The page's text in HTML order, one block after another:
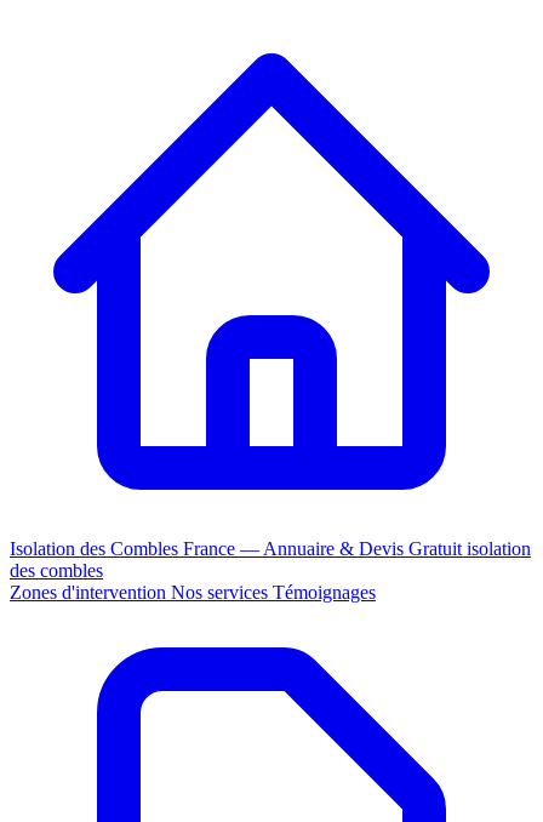
Isolation des Combles France — Annuaire & Devis Gratuit isolation
des combles
Zones d'intervention Nos services Témoignages